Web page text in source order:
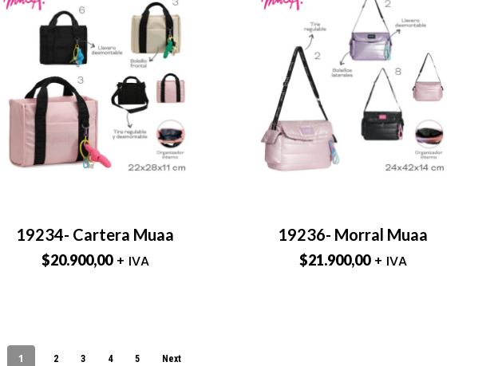
19234- Cartera Muaa
$20.900,00 + IVA
19236- Morral Muaa
$21.900,00 + IVA
1 2 3 4 5 Next